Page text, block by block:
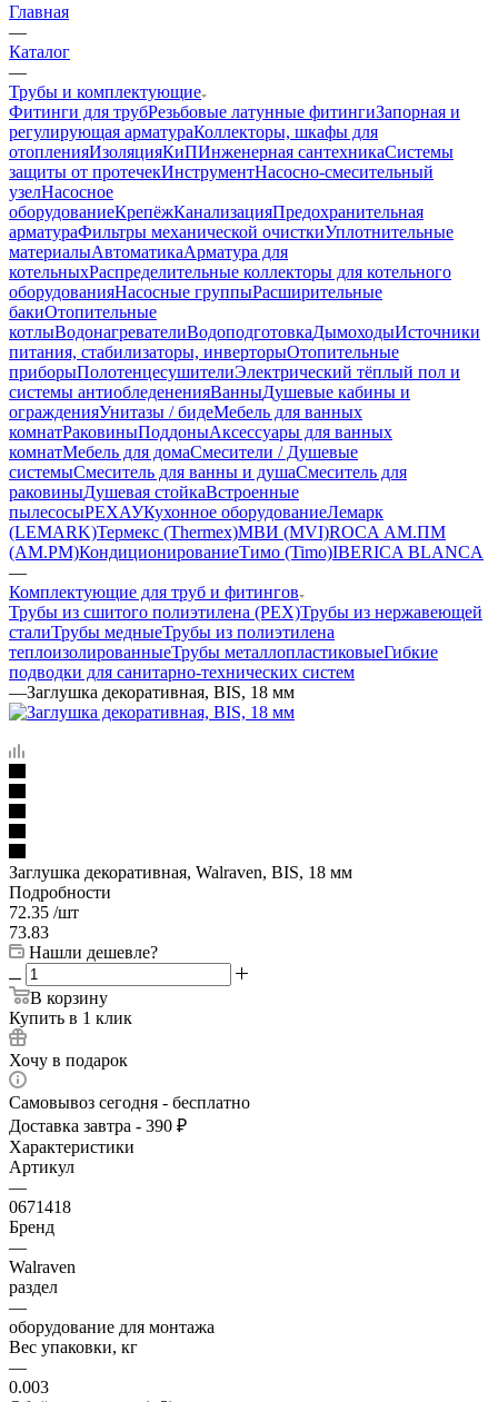
Главная
—
Каталог
—
Трубы и комплектующие
Фитинги для трубРезьбовые латунные фитингиЗапорная и
регулирующая арматураКоллекторы, шкафы для
отопленияИзоляцияКиПИнженерная сантехникаСистемы
защиты от протечекИнструментНасосно-смесительный
узелНасосное
оборудованиеКрепёжКанализацияПредохранительная
арматураФильтры механической очисткиУплотнительные
материалыАвтоматикаАрматура для
котельныхРаспределительные коллекторы для котельного
оборудованияНасосные группыРасширительные
бакиОтопительные
котлыВодонагревателиВодоподготовкаДымоходыИсточники
питания, стабилизаторы, инверторыОтопительные
приборыПолотенцесушителиЭлектрический тёплый пол и
системы антиобледененияВанныДушевые кабины и
огражденияУнитазы / бидеМебель для ванных
комнатРаковиныПоддоныАксессуары для ванных
комнатМебель для домаСмесители / Душевые
системыСмеситель для ванны и душаСмеситель для
раковиныДушевая стойкаВстроенные
пылесосыРЕХАУКухонное оборудованиеЛемарк
(LEMARK)Термекс (Thermex)МВИ (MVI)ROCA АМ.ПМ
(AM.PM)КондиционированиеТимо (Timo)IBERICA BLANCA
—
Комплектующие для труб и фитингов
Трубы из сшитого полиэтилена (PEX)Трубы из нержавеющей
сталиТрубы медныеТрубы из полиэтилена
теплоизолированныеТрубы металлопластиковыеГибкие
подводки для санитарно-технических систем
—Заглушка декоративная, BIS, 18 мм
Заглушка декоративная, Walraven, BIS, 18 мм
Подробности
72.35 /шт
73.83
Нашли дешевле?
В корзину
Купить в 1 клик
Хочу в подарок
Самовывоз сегодня - бесплатно
Доставка завтра - 390 ₽
Характеристики
Артикул
—
0671418
Бренд
—
Walraven
раздел
—
оборудование для монтажа
Вес упаковки, кг
—
0.003